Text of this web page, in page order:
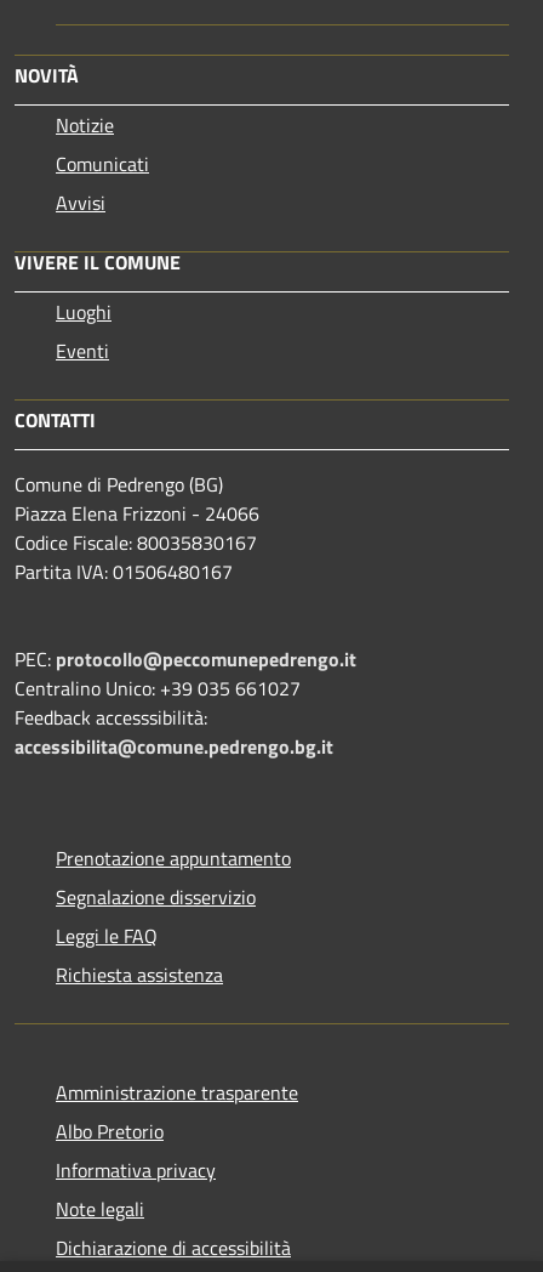
NOVITÀ
Notizie
Comunicati
Avvisi
VIVERE IL COMUNE
Luoghi
Eventi
CONTATTI
Comune di Pedrengo (BG)
Piazza Elena Frizzoni - 24066
Codice Fiscale: 80035830167
Partita IVA: 01506480167
PEC: protocollo@peccomunepedrengo.it
Centralino Unico: +39 035 661027
Feedback accesssibilità:
accessibilita@comune.pedrengo.bg.it
Prenotazione appuntamento
Segnalazione disservizio
Leggi le FAQ
Richiesta assistenza
Amministrazione trasparente
Albo Pretorio
Informativa privacy
Note legali
Dichiarazione di accessibilità